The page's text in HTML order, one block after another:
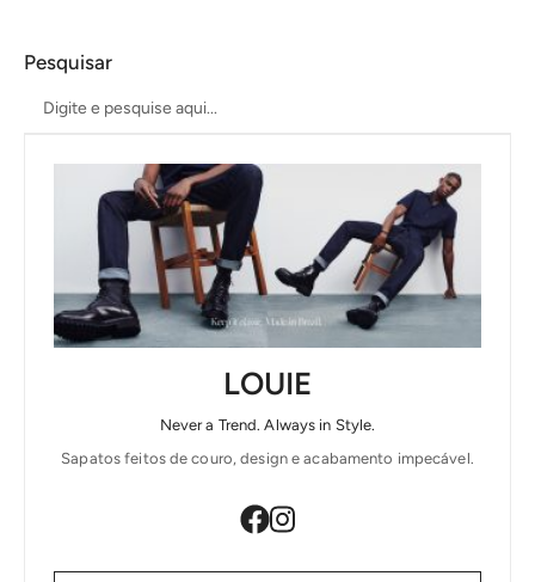
Pesquisar
LOUIE
Never a Trend. Always in Style.
Sapatos feitos de couro, design e acabamento impecável.